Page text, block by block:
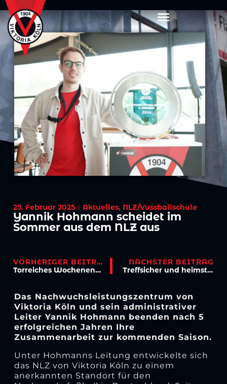
25. Februar 2025 Aktuelles, NLZ/Vussballschule
Yannik Hohmann scheidet im
Sommer aus dem NLZ aus
VORHERIGER BEITRAG
Torreiches Wochenende – Viktoria-Teams ungeschlagen
NÄCHSTER BEITRAG
Treffsicher und heimstark – Viktoria empfängt Saarbrücken!
Das Nachwuchsleistungszentrum von
Viktoria Köln und sein administrativer
Leiter Yannik Hohmann beenden nach 5
erfolgreichen Jahren Ihre
Zusammenarbeit zur kommenden Saison.
Unter Hohmanns Leitung entwickelte sich
das NLZ von Viktoria Köln zu einem
anerkannten Standort für den